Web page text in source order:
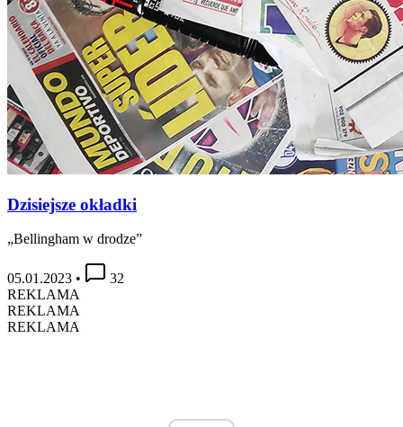
Dzisiejsze okładki
„Bellingham w drodze”
05.01.2023 •
32
REKLAMA
REKLAMA
REKLAMA